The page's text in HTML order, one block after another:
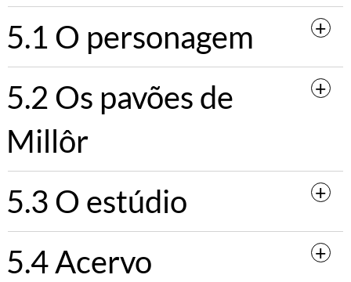
5.1 O personagem
5.2 Os pavões de
Millôr
5.3 O estúdio
5.4 Acervo